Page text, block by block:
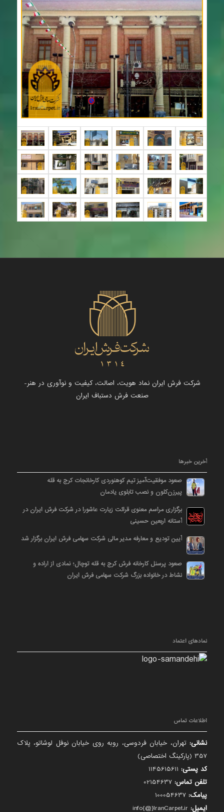
شرکت فرش ایران نماد هویت، اصالت، کیفیت و نوآوری در هنر-
صنعت فرش دستباف ایران
آخرین خبرها
صعود موفقیت‌آمیز تیم کوهنوردی کارخانجات کرج به قله
پیرزن‌کلون و نصب تابلوی یادمان
برگزاری مراسم معنوی قرائت زیارت عاشورا در شرکت فرش ایران در
آستانه اربعین حسینی
آیین تودیع و معارفه مدیر مالی شرکت سهامی فرش ایران برگزار شد
صعود پرسنل کارخانه فرش کرج به قله توچال؛ نمادی از اراده و
نشاط در خانواده بزرگ شرکت سهامی فرش ایران
نمادهای اعتماد
اطلاعات تماس
نشانی: تهران، خیابان فردوسی، روبه روی خیابان نوفل لوشاتو، پلاک
357 (پارکینگ اختصاصی)
کد پستی:
تلفن تماس:
پیامک:
ایمیل: